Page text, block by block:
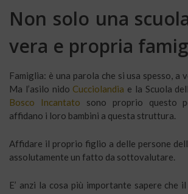
Non solo una
vera e propria
Famiglia: è una parola che si usa spesso, a
Ma l’asilo nido Cucciolandia e la Scuola
Bosco Incantato sono proprio questo
affidano i loro bambini a questa struttura.
Affidare il proprio figlio a delle persone
assolutamente un fatto da sottovalutare.
E’ anzi la cosa più importante sapere che